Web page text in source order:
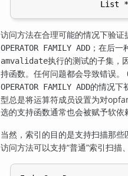
访问方法在合理可能的情况下验
OPERATOR FAMILY ADD ；在后一
amvalidate执行的测试的子集，
持函数。任何问题都会导致错误。
OPERATOR FAMILY ADD的情况下
型总是将运算符成员设置为对
选的支持函数通常也会被赋予软依
当然，索引的目的是支持扫描那些
访问方法可以支持“普通”索引扫描、